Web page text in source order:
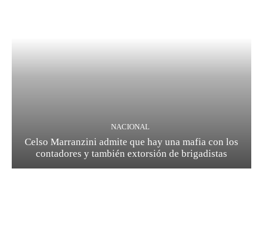
NACIONAL
Celso Marranzini admite que hay una mafia con los
contadores y también extorsión de brigadistas